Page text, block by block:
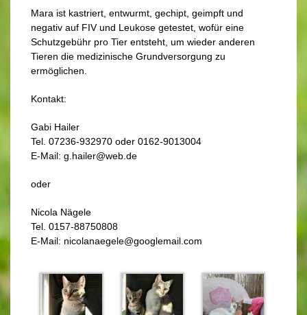
Mara ist kastriert, entwurmt, gechipt, geimpft und
negativ auf FIV und Leukose getestet, wofür eine
Schutzgebühr pro Tier entsteht, um wieder anderen
Tieren die medizinische Grundversorgung zu
ermöglichen.
Kontakt:
Gabi Hailer
Tel. 07236-932970 oder 0162-9013004
E-Mail: g.hailer@web.de
oder
Nicola Nägele
Tel. 0157-88750808
E-Mail: nicolanaegele@googlemail.com